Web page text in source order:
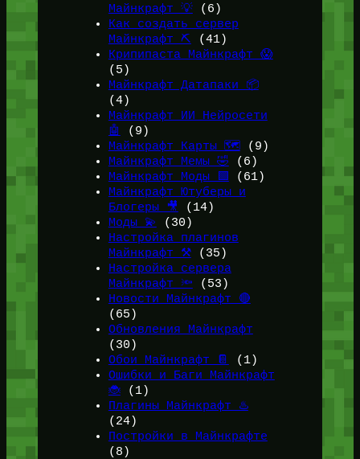
Майнкрафт 💡(6)
Как создать сервер
Майнкрафт ⛏️ (41)
Крипипаста Майнкрафт 😱
(5)
Майнкрафт Датапаки 📦
(4)
Майнкрафт ИИ Нейросети
🤖
(9)
Майнкрафт Карты 🗺️ (9)
Майнкрафт Мемы 🤣 (6)
Майнкрафт Моды 🟩
(61)
Майнкрафт Ютуберы и
Блогеры 🎥
(14)
Моды 💫
(30)
Настройка плагинов
Майнкрафт ⚒️(35)
Настройка сервера
Майнкрафт 🔦 (53)
Новости Майнкрафт 🔴
(65)
Обновления Майнкрафт
(30)
Обои Майнкрафт 📔
(1)
Ошибки и Баги Майнкрафт
🐞(1)
Плагины Майнкрафт ♨️
(24)
Постройки в Майнкрафте
(8)